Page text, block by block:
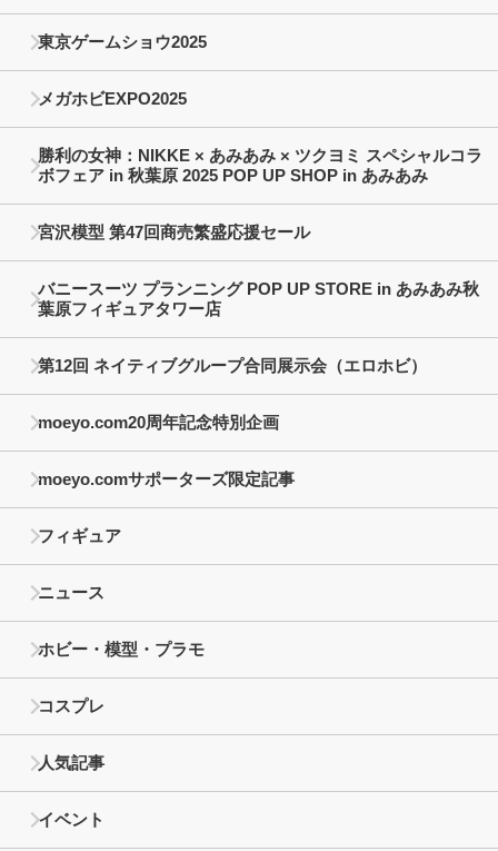
東京ゲームショウ2025
メガホビEXPO2025
勝利の女神：NIKKE × あみあみ × ツクヨミ スペシャルコラ
ボフェア in 秋葉原 2025 POP UP SHOP in あみあみ
宮沢模型 第47回商売繁盛応援セール
バニースーツ プランニング POP UP STORE in あみあみ秋
葉原フィギュアタワー店
第12回 ネイティブグループ合同展示会（エロホビ）
moeyo.com20周年記念特別企画
moeyo.comサポーターズ限定記事
フィギュア
ニュース
ホビー・模型・プラモ
コスプレ
人気記事
イベント